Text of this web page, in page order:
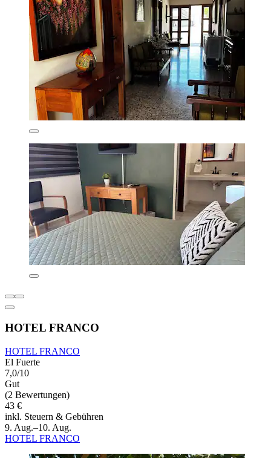
HOTEL FRANCO
HOTEL FRANCO
El Fuerte
7,0/10
Gut
(2 Bewertungen)
43 €
inkl. Steuern & Gebühren
9. Aug.–10. Aug.
HOTEL FRANCO